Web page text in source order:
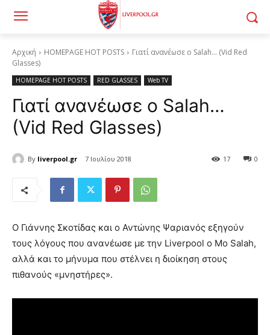
Αρχική HOMEPAGE HOT POSTS
Γιατί ανανέωσε ο Salah… (Vid Red
Glasses)
HOMEPAGE HOT POSTS RED GLASSES Web TV
Γιατί ανανέωσε ο Salah…
(Vid Red Glasses)
By liverpool.gr 7 Ιουλίου 2018 0
17
Ο Γιάννης Σκοτίδας και ο Αντώνης Ψαριανός εξηγούν
τους λόγους που ανανέωσε με την Liverpool o Mo Salah,
αλλά και το μήνυμα που στέλνει η διοίκηση στους
πιθανούς «μνηστήρες».